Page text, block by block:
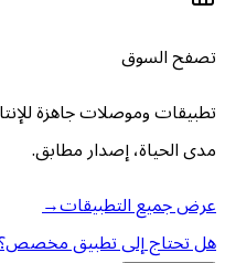
تصفح السوق
تطبيقات وموصلات جاهزة
مدى الحياة، إصدار مطابق.
عرض جميع التطبيقات→
هل تحتاج إلى تطبيق مخصص؟